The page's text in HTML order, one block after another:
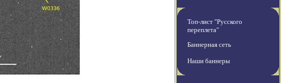
Топ-лист "Русского
переплета"
Баннерная сеть
Наши баннеры